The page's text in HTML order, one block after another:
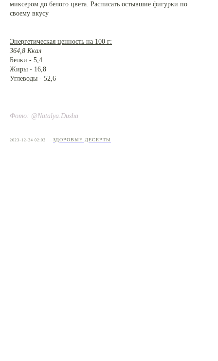
миксером до белого цвета. Расписать остывшие фигурки по
своему вкусу
Энергетическая ценность на 100 г:
364,8 Ккал
Белки - 5,4
Жиры - 16,8
Углеводы - 52,6
Фото: @Natalya.Dusha
2023-12-24 02:02 ЗДОРОВЫЕ ДЕСЕРТЫ